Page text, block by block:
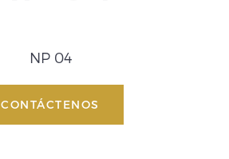
NP 04
CONTÁCTENOS